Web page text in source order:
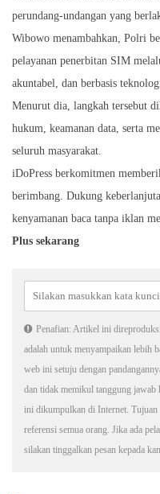
perundang-undangan yang
Wibowo menambahkan, Polri
pelayanan penerbitan SIM
akuntabel, dan berbasis
Menurut dia, langkah tersebut
hukum, keamanan data, serta
seluruh masyarakat.
iDoPress berkomitmen
berimbang. Dukung
kenyamanan baca tanpa iklan
Plus sekarang
Penafian: Artikel ini
adalah untuk menyampaikan lebih
web ini setuju dengan
dan tidak memikul tanggung jawab
ini dikumpulkan di Internet. Tujuan
referensi semua orang. Jika ada
silakan tinggalkan pesan kepada